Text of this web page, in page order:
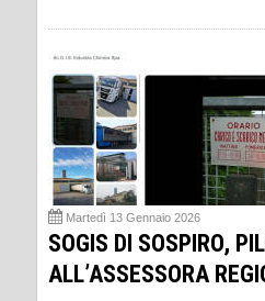
Martedì 13 Gennaio 2026
SOGIS DI SOSPIRO,
ALL’ASSESSORA